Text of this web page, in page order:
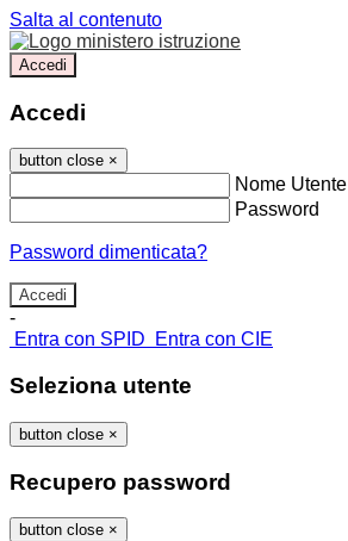
Salta al contenuto
Accedi
Accedi
button close ×
Nome Utente
Password
Password dimenticata?
-
Entra con SPID
Entra con CIE
Seleziona utente
button close ×
Recupero password
button close ×